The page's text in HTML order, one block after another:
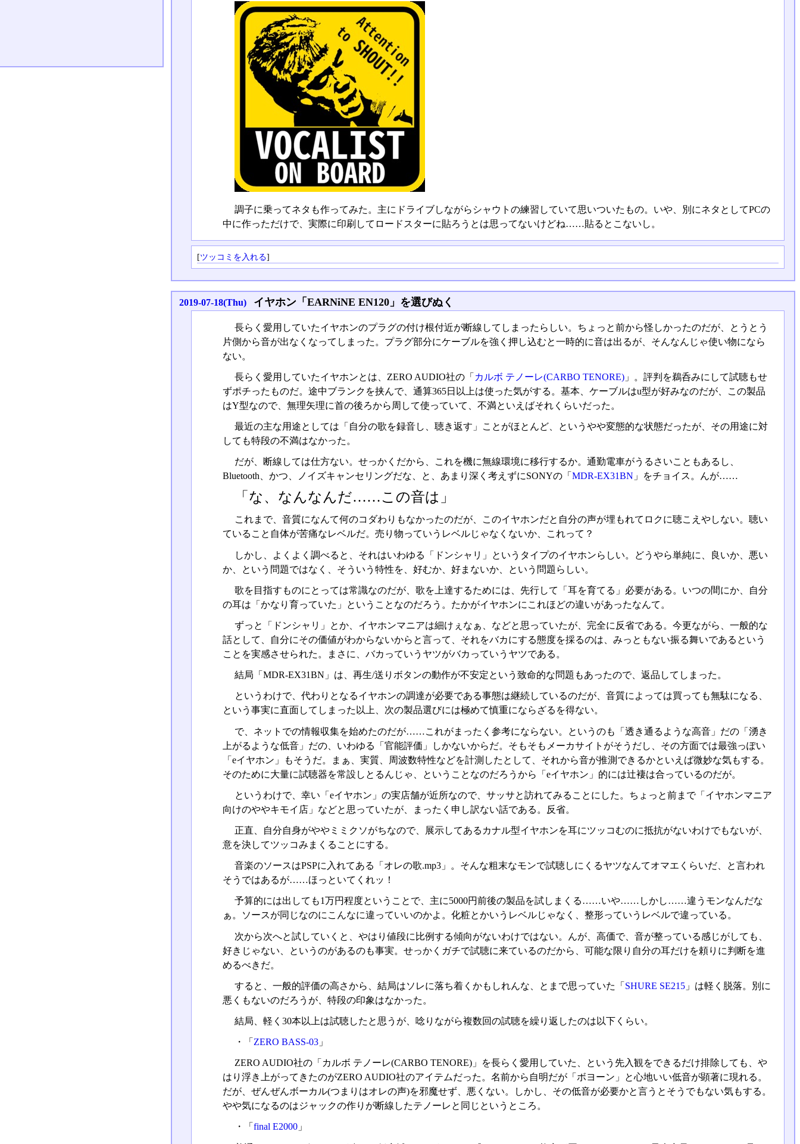
調子に乗ってネタも作ってみた。主にドライブしながらシャウトの練習していて思いついたもの。いや、別にネタとしてPCの
中に作っただけで、実際に印刷してロードスターに貼ろうとは思ってないけどね……貼るとこないし。
[ツッコミを入れる]
2019-07-18(Thu) イヤホン「EARNiNE EN120」を選びぬく
長らく愛用していたイヤホンのプラグの付け根付近が断線してしまったらしい。ちょっと前から怪しかったのだが、とうとう
片側から音が出なくなってしまった。プラグ部分にケーブルを強く押し込むと一時的に音は出るが、そんなんじゃ使い物になら
ない。
長らく愛用していたイヤホンとは、ZERO AUDIO社の「 カルボ テノーレ(CARBO TENORE)」。評判を鵜呑みにして試聴もせ
ずポチったものだ。途中ブランクを挟んで、通算365日以上は使った気がする。基本、ケーブルはu型が好みなのだが、この製品
はY型なので、無理矢理に首の後ろから周して使っていて、不満といえばそれくらいだった。
最近の主な用途としては「自分の歌を録音し、聴き返す」ことがほとんど、というやや変態的な状態だったが、その用途に対
しても特段の不満はなかった。
だが、断線しては仕方ない。せっかくだから、これを機に無線環境に移行するか。通勤電車がうるさいこともあるし、
Bluetooth、かつ、ノイズキャンセリングだな、と、あまり深く考えずにSONYの「 MDR-EX31BN 」をチョイス。んが……
「な、なんなんだ……この音は」
これまで、音質になんて何のコダわりもなかったのだが、このイヤホンだと自分の声が埋もれてロクに聴こえやしない。聴い
ていること自体が苦痛なレベルだ。売り物っていうレベルじゃなくないか、これって？
しかし、よくよく調べると、それはいわゆる「ドンシャリ」というタイプのイヤホンらしい。どうやら単純に、良いか、悪い
か、という問題ではなく、そういう特性を、好むか、好まないか、という問題らしい。
歌を目指すものにとっては常識なのだが、歌を上達するためには、先行して「耳を育てる」必要がある。いつの間にか、自分
の耳は「かなり育っていた」ということなのだろう。たかがイヤホンにこれほどの違いがあったなんて。
ずっと「ドンシャリ」とか、イヤホンマニアは細けぇなぁ、などと思っていたが、完全に反省である。今更ながら、一般的な
話として、自分にその価値がわからないからと言って、それをバカにする態度を採るのは、みっともない振る舞いであるという
ことを実感させられた。まさに、バカっていうヤツがバカっていうヤツである。
結局「MDR-EX31BN」は、再生/送りボタンの動作が不安定という致命的な問題もあったので、返品してしまった。
というわけで、代わりとなるイヤホンの調達が必要である事態は継続しているのだが、音質によっては買っても無駄になる、
という事実に直面してしまった以上、次の製品選びには極めて慎重にならざるを得ない。
で、ネットでの情報収集を始めたのだが……これがまったく参考にならない。というのも「透き通るような高音」だの「湧き
上がるような低音」だの、いわゆる「官能評価」しかないからだ。そもそもメーカサイトがそうだし、その方面では最強っぽい
「eイヤホン」もそうだ。まぁ、実質、周波数特性などを計測したとして、それから音が推測できるかといえば微妙な気もする。
そのために大量に試聴器を常設しとるんじゃ、ということなのだろうから「eイヤホン」的には辻褄は合っているのだが。
というわけで、幸い「eイヤホン」の実店舗が近所なので、サッサと訪れてみることにした。ちょっと前まで「イヤホンマニア
向けのややキモイ店」などと思っていたが、まったく申し訳ない話である。反省。
正直、自分自身がややミミクソがちなので、展示してあるカナル型イヤホンを耳にツッコむのに抵抗がないわけでもないが、
意を決してツッコみまくることにする。
音楽のソースはPSPに入れてある「オレの歌.mp3」。そんな粗末なモンで試聴しにくるヤツなんてオマエくらいだ、と言われ
そうではあるが……ほっといてくれッ！
予算的には出しても1万円程度ということで、主に5000円前後の製品を試しまくる……いや……しかし……違うモンなんだな
ぁ。ソースが同じなのにこんなに違っていいのかよ。化粧とかいうレベルじゃなく、整形っていうレベルで違っている。
次から次へと試していくと、やはり値段に比例する傾向がないわけではない。んが、高価で、音が整っている感じがしても、
好きじゃない、というのがあるのも事実。せっかくガチで試聴に来ているのだから、可能な限り自分の耳だけを頼りに判断を進
めるべきだ。
すると、一般的評価の高さから、結局はソレに落ち着くかもしれんな、とまで思っていた「 SHURE SE215」は軽く脱落。別に
悪くもないのだろうが、特段の印象はなかった。
結局、軽く30本以上は試聴したと思うが、唸りながら複数回の試聴を繰り返したのは以下くらい。
・「 ZERO BASS-03」
ZERO AUDIO社の「カルボ テノーレ(CARBO TENORE)」を長らく愛用していた、という先入観をできるだけ排除しても、や
はり浮き上がってきたのがZERO AUDIO社のアイテムだった。名前から自明だが「ボヨーン」と心地いい低音が顕著に現れる。
だが、ぜんぜんボーカル(つまりはオレの声)を邪魔せず、悪くない。しかし、その低音が必要かと言うとそうでもない気もする。
やや気になるのはジャックの作りが断線したテノーレと同じというところ。
・「 final E2000」